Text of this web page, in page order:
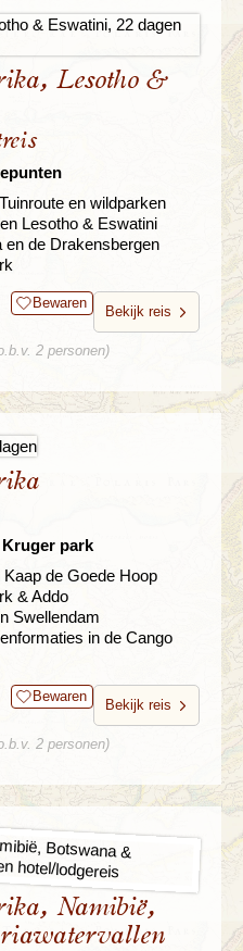
Lesotho &
en wildparken
Lesotho & Eswatini
en de Drakensbergen
Bewaren
Bekijk reis
2 personen)
park
de Goede Hoop
& Addo
Swellendam
in de Cango
Bewaren
Bekijk reis
2 personen)
Namibië,